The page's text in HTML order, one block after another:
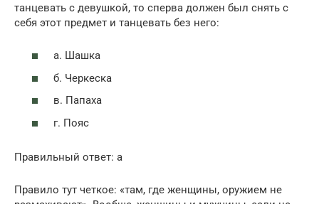
танцевать с девушкой, то сперва должен был снять с
себя этот предмет и танцевать без него:
а. Шашка
б. Черкеска
в. Папаха
г. Пояс
Правильный ответ: а
Правило тут четкое: «там, где женщины, оружием не